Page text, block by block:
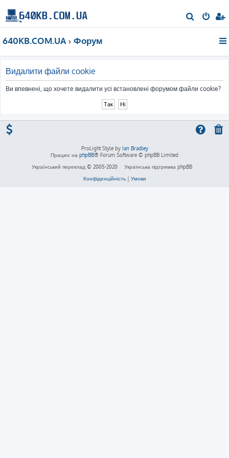
о
640KB.COM.UA Форум
Видалити файли cookie
Ви впевнені, що хочете видалити усі встановлені форумом файли cookie?
ProLight Style by Ian Bradley
Працює на phpBB® Forum Software © phpBB Limited
Український переклад © 2005-2020
Українська підтримка phpBB
Конфіденційність| Умови